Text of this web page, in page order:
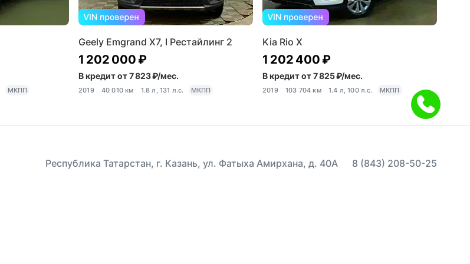
МКПП
Geely Emgrand X7, I Рестайлинг 2
1 202 000 ₽
В кредит от 7 823 ₽/мес.
2019 40 010 км 1.8 л, 131 л.с. МКПП
Kia Rio X
1 202 400 ₽
В кредит от 7 825 ₽/мес.
2019 103 704 км 1.4 л, 100 л.с. МКПП
Республика Татарстан, г. Казань, ул. Фатыха Амирхана, д. 40А 8 (843) 208-50-25